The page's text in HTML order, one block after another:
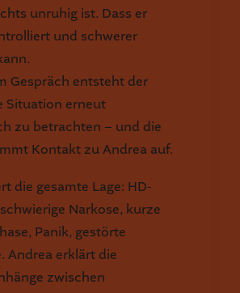
unruhig ist. Dass er
und schwerer
Gespräch entsteht der
Situation erneut
zu betrachten – und die
Kontakt zu Andrea auf.
die gesamte Lage: HD-
Narkose, kurze
Panik, gestörte
Andrea erklärt die
zwischen